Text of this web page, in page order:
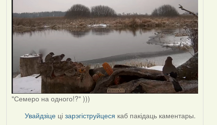
"Семеро на одного!?" )))
Увайдзіце цізарэгіструйцеся каб пакідаць каментары.